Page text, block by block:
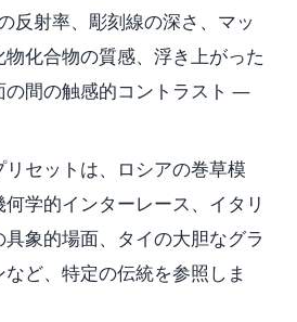
反射率、彫刻線の深さ、マッ
物化合物の質感、浮き上がった
の間の触感的コントラスト —
セットは、ロシアの巻草模
学的インターレース、イタリ
象的場面、タイの大胆なグラ
ど、特定の伝統を参照しま